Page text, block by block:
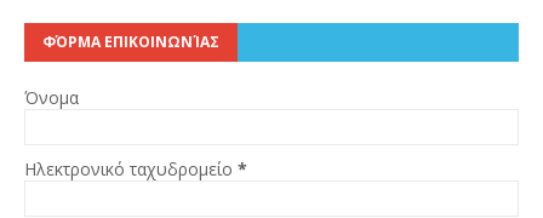
ΦΌΡΜΑ ΕΠΙΚΟΙΝΩΝΊΑΣ
Όνομα
Ηλεκτρονικό ταχυδρομείο *